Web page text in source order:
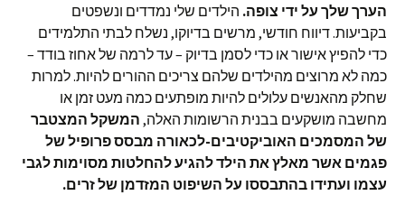
הערך שלך על ידי צופה. הילדים שלי נמדדים ונשפטים
בקביעות. דיווח חודשי, מרשים בדיוקו, נשלח לבתי התלמידים
כדי להפיץ אישור או כדי לסמן בדיוק – עד לרמה של אחוז בודד –
כמה לא מרוצים מהילדים שלהם צריכים ההורים להיות. למרות
שחלק מהאנשים עלולים להיות מופתעים כמה מעט זמן או
מחשבה מושקעים בבנית הרשומות האלה, המשקל המצטבר
של המסמכים האוביקטיבים-לכאורה מבסס פרופיל של
פגמים אשר מאלץ את הילד להגיע להחלטות מסוימות לגבי
עצמו ועתידו בהתבססו על השיפוט המזדמן של זרים.